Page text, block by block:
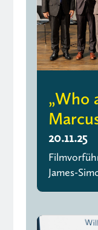
„Who
20.11.25
James-